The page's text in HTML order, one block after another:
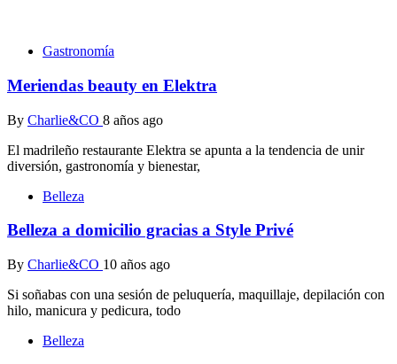
Gastronomía
Meriendas beauty en Elektra
By Charlie&CO 8 años ago
El madrileño restaurante Elektra se apunta a la tendencia de unir
diversión, gastronomía y bienestar,
Belleza
Belleza a domicilio gracias a Style Privé
By Charlie&CO 10 años ago
Si soñabas con una sesión de peluquería, maquillaje, depilación con
hilo, manicura y pedicura, todo
Belleza